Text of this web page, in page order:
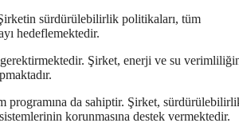
sürdürülebilirlik politikaları, tüm
hedeflemektedir.
Şirket, enerji ve su
programına da sahiptir. Şirket,
korunmasına destek vermektedir.